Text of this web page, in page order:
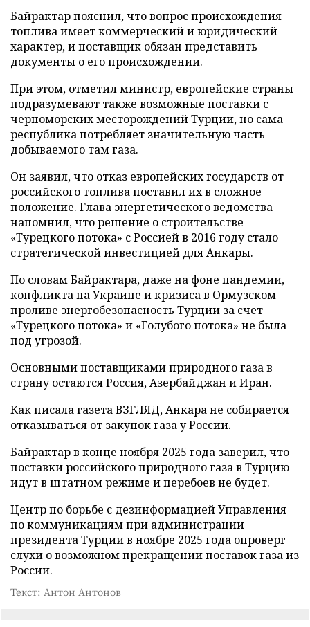
Байрактар пояснил, что вопрос происхождения
топлива имеет коммерческий и юридический
характер, и поставщик обязан представить
документы о его происхождении.
При этом, отметил министр, европейские страны
подразумевают также возможные поставки с
черноморских месторождений Турции, но сама
республика потребляет значительную часть
добываемого там газа.
Он заявил, что отказ европейских государств от
российского топлива поставил их в сложное
положение. Глава энергетического ведомства
напомнил, что решение о строительстве
«Турецкого потока» с Россией в 2016 году стало
стратегической инвестицией для Анкары.
По словам Байрактара, даже на фоне пандемии,
конфликта на Украине и кризиса в Ормузском
проливе энергобезопасность Турции за счет
«Турецкого потока» и «Голубого потока» не была
под угрозой.
Основными поставщиками природного газа в
страну остаются Россия, Азербайджан и Иран.
Как писала газета ВЗГЛЯД, Анкара не собирается
отказываться от закупок газа у России.
Байрактар в конце ноября 2025 года заверил, что
поставки российского природного газа в Турцию
идут в штатном режиме и перебоев не будет.
Центр по борьбе с дезинформацией Управления
по коммуникациям при администрации
президента Турции в ноябре 2025 года опроверг
слухи о возможном прекращении поставок газа из
России.
Текст: Антон Антонов